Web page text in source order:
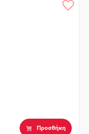
Προσθήκη